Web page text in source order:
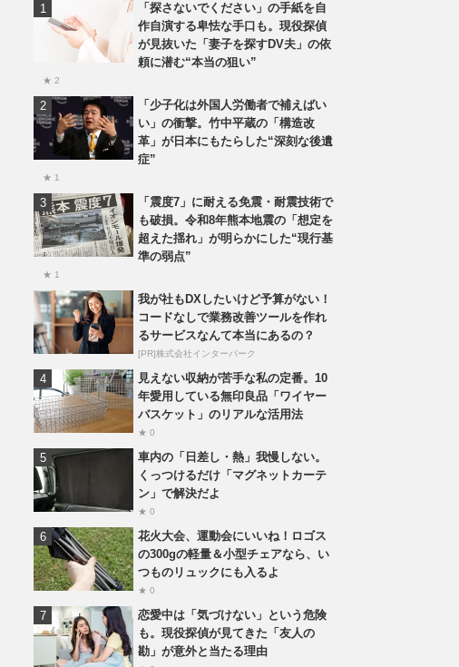
「探さないでください」の手紙を自
作自演する卑怯な手口も。現役探偵
が見抜いた「妻子を探すDV夫」の依
頼に潜む“本当の狙い”
★ 2
「少子化は外国人労働者で補えばい
い」の衝撃。竹中平蔵の「構造改
革」が日本にもたらした“深刻な後遺
症”
★ 1
「震度7」に耐える免震・耐震技術で
も破損。令和8年熊本地震の「想定を
超えた揺れ」が明らかにした“現行基
準の弱点”
★ 1
我が社もDXしたいけど予算がない！
コードなしで業務改善ツールを作れ
るサービスなんて本当にあるの？
[PR]株式会社インターパーク
見えない収納が苦手な私の定番。10
年愛用している無印良品「ワイヤー
バスケット」のリアルな活用法
★ 0
車内の「日差し・熱」我慢しない。
くっつけるだけ「マグネットカーテ
ン」で解決だよ
★ 0
花火大会、運動会にいいね！ロゴス
の300gの軽量＆小型チェアなら、い
つものリュックにも入るよ
★ 0
恋愛中は「気づけない」という危険
も。現役探偵が見てきた「友人の
勘」が意外と当たる理由